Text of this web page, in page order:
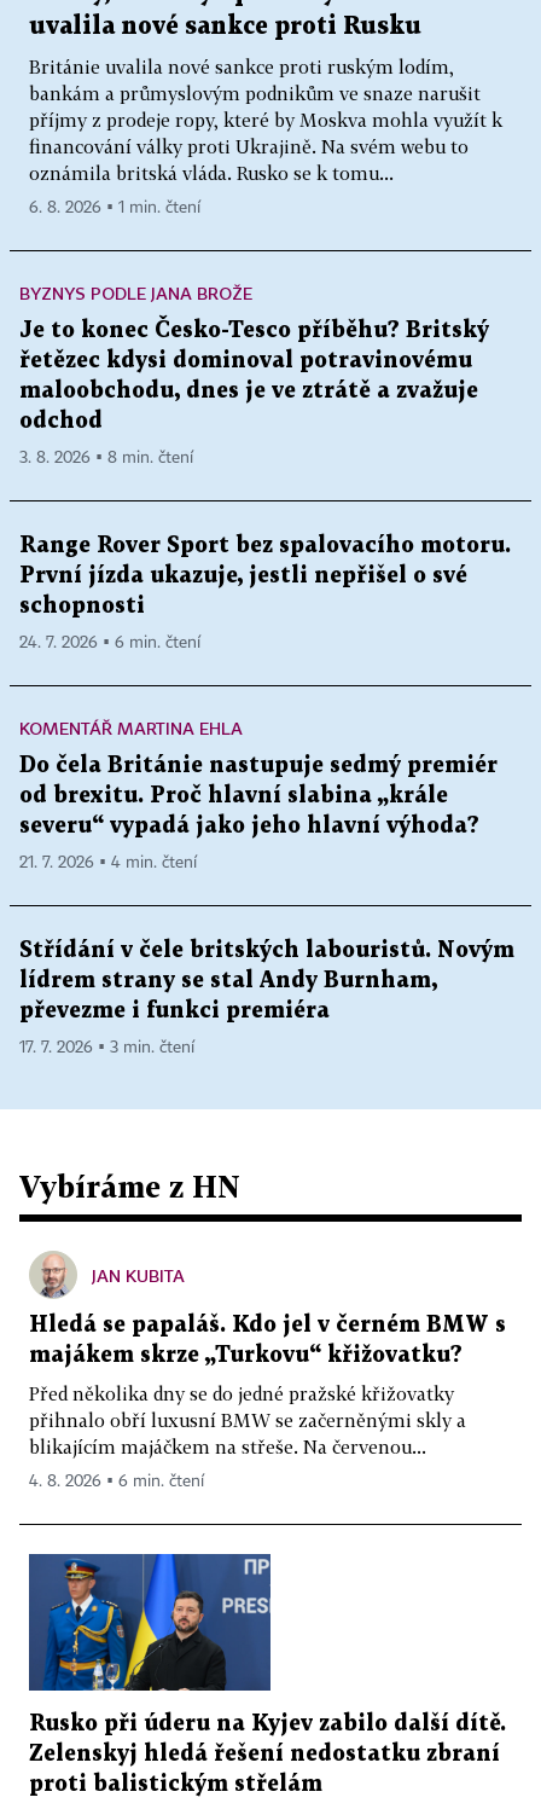
uvalila nové sankce proti Rusku
Británie uvalila nové sankce proti ruským lodím,
bankám a průmyslovým podnikům ve snaze narušit
příjmy z prodeje ropy, které by Moskva mohla využít k
financování války proti Ukrajině. Na svém webu to
oznámila britská vláda. Rusko se k tomu...
6. 8. 2026 ▪ 1 min. čtení
BYZNYS PODLE JANA BROŽE
Je to konec Česko-Tesco příběhu? Britský
řetězec kdysi dominoval potravinovému
maloobchodu, dnes je ve ztrátě a zvažuje
odchod
3. 8. 2026 ▪ 8 min. čtení
Range Rover Sport bez spalovacího motoru.
První jízda ukazuje, jestli nepřišel o své
schopnosti
24. 7. 2026 ▪ 6 min. čtení
KOMENTÁŘ MARTINA EHLA
Do čela Británie nastupuje sedmý premiér
od brexitu. Proč hlavní slabina „krále
severu“ vypadá jako jeho hlavní výhoda?
21. 7. 2026 ▪ 4 min. čtení
Střídání v čele britských labouristů. Novým
lídrem strany se stal Andy Burnham,
převezme i funkci premiéra
17. 7. 2026 ▪ 3 min. čtení
Vybíráme z HN
JAN KUBITA
Hledá se papaláš. Kdo jel v černém BMW s
majákem skrze „Turkovu“ křižovatku?
Před několika dny se do jedné pražské křižovatky
přihnalo obří luxusní BMW se začerněnými skly a
blikajícím majáčkem na střeše. Na červenou...
4. 8. 2026 ▪ 6 min. čtení
Rusko při úderu na Kyjev zabilo další dítě.
Zelenskyj hledá řešení nedostatku zbraní
proti balistickým střelám